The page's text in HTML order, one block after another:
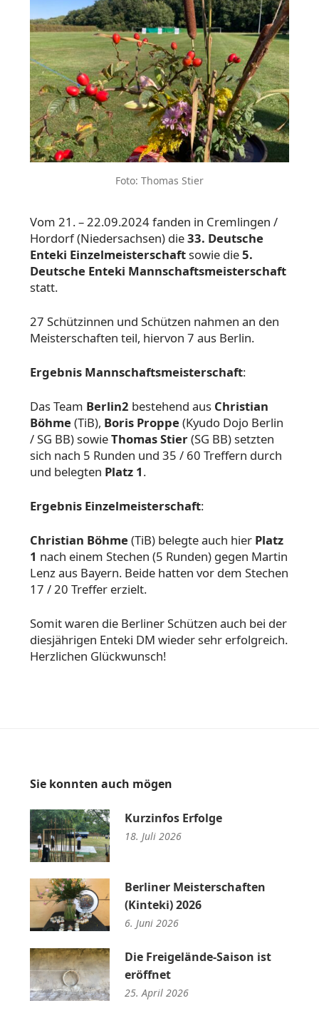
Foto: Thomas Stier
Vom 21. – 22.09.2024 fanden in Cremlingen /
Hordorf (Niedersachsen) die33. Deutsche
Enteki Einzelmeisterschaftsowie die5.
Deutsche Enteki Mannschaftsmeisterschaft
statt.
27 Schützinnen und Schützen nahmen an den
Meisterschaften teil, hiervon 7 aus Berlin.
Ergebnis Mannschaftsmeisterschaft:
Das Team Berlin2 bestehend aus Christian
Böhme(TiB), Boris Proppe(Kyudo Dojo Berlin
/ SG BB) sowieThomas Stier(SG BB) setzten
sich nach 5 Runden und 35 / 60 Treffern durch
und belegten Platz 1.
Ergebnis Einzelmeisterschaft:
Christian Böhme(TiB) belegte auch hier Platz
1 nach einem Stechen (5 Runden) gegen Martin
Lenz aus Bayern. Beide hatten vor dem Stechen
17 / 20 Treffer erzielt.
Somit waren die Berliner Schützen auch bei der
diesjährigen Enteki DM wieder sehr erfolgreich.
Herzlichen Glückwunsch!
Sie konnten auch mögen
Kurzinfos Erfolge
18. Juli 2026
Berliner Meisterschaften
(Kinteki) 2026
6. Juni 2026
Die Freigelände-Saison ist
eröffnet
25. April 2026